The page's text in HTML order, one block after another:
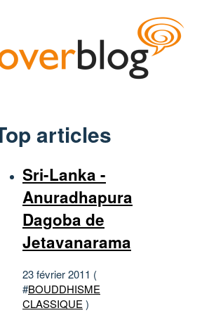
articles
Sri-Lanka -
Anuradhapura
Dagoba de
Jetavanarama
23 février 2011 (
#BOUDDHISME
CLASSIQUE )